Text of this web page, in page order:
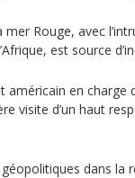
Rouge, avec
est source
américain en charge
visite d’un haut
dans la